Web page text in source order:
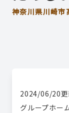
神奈川県川崎
2024/06/20
グループホー